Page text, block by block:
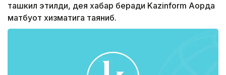
ташкил этилди, дея хабар беради Kazinform Ақорда
матбуот хизматига таяниб.